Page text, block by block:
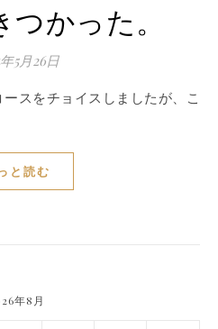
かった。
5月26日
と読む
年8月